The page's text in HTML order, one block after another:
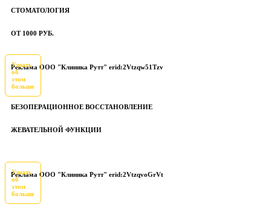
СТОМАТОЛОГИЯ
ОТ 1000 РУБ.
Реклама ООО "Клиника Рутт" erid:2Vtzqw51Tzv
Узнать
об
этом
больше
БЕЗОПЕРАЦИОННОЕ ВОССТАНОВЛЕНИЕ
ЖЕВАТЕЛЬНОЙ ФУНКЦИИ
Реклама ООО "Клиника Рутт" erid:2VtzqvoGrVt
Узнать
об
этом
больше